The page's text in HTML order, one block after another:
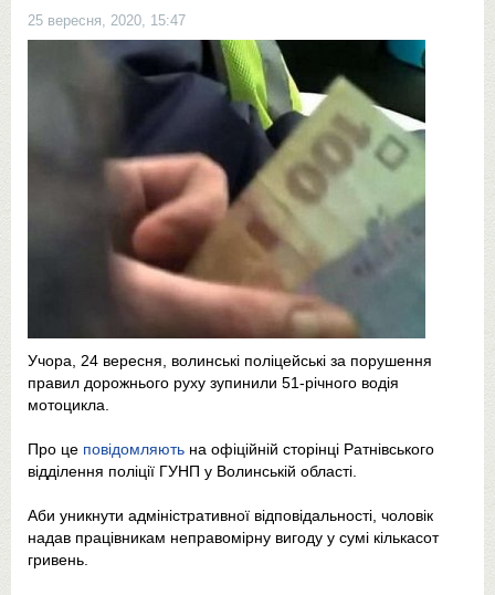
25 вересня, 2020, 15:47
Учора, 24 вересня, волинські поліцейські за порушення
правил дорожнього руху зупинили 51-річного водія
мотоцикла.
Про це повідомляють на офіційній сторінці Ратнівського
відділення поліції ГУНП у Волинській області.
Аби уникнути адміністративної відповідальності, чоловік
надав працівникам неправомірну вигоду у сумі кількасот
гривень.